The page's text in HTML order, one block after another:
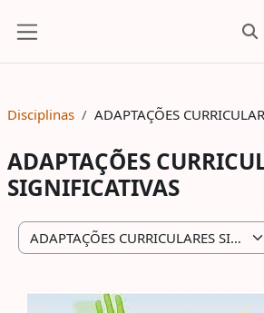
Disciplinas ADAPTAÇÕES
ADAPTAÇÕES
SIGNIFICATIVAS
Categorias de disciplinas